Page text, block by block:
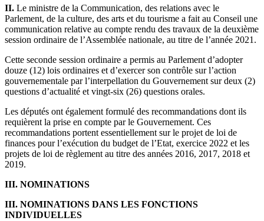
II. Le ministre de la Communication, des relations avec le
Parlement, de la culture, des arts et du tourisme a fait au Conseil une
communication relative au compte rendu des travaux de la deuxième
session ordinaire de l’Assemblée nationale, au titre de l’année 2021.
Cette seconde session ordinaire a permis au Parlement d’adopter
douze (12) lois ordinaires et d’exercer son contrôle sur l’action
gouvernementale par l’interpellation du Gouvernement sur deux (2)
questions d’actualité et vingt-six (26) questions orales.
Les députés ont également formulé des recommandations dont ils
requièrent la prise en compte par le Gouvernement. Ces
recommandations portent essentiellement sur le projet de loi de
finances pour l’exécution du budget de l’Etat, exercice 2022 et les
projets de loi de règlement au titre des années 2016, 2017, 2018 et
2019.
III. NOMINATIONS
III. NOMINATIONS DANS LES FONCTIONS
INDIVIDUELLES